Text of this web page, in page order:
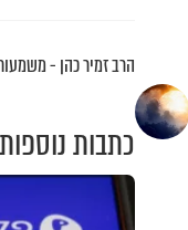
הרב זמיר כהן -
כתבות נוספות